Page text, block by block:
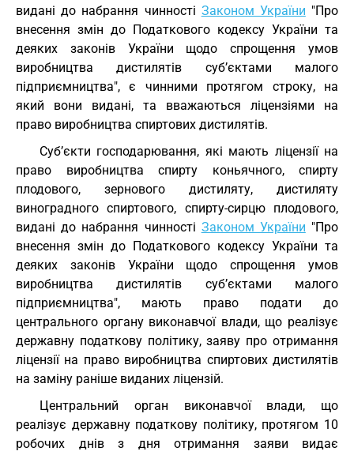
видані до набрання чинності Законом України "Про
внесення змін до Податкового кодексу України та
деяких законів України щодо спрощення умов
виробництва дистилятів суб’єктами малого
підприємництва", є чинними протягом строку, на
який вони видані, та вважаються ліцензіями на
право виробництва спиртових дистилятів.
Суб’єкти господарювання, які мають ліцензії на
право виробництва спирту коньячного, спирту
плодового, зернового дистиляту, дистиляту
виноградного спиртового, спирту-сирцю плодового,
видані до набрання чинності Законом України "Про
внесення змін до Податкового кодексу України та
деяких законів України щодо спрощення умов
виробництва дистилятів суб’єктами малого
підприємництва", мають право подати до
центрального органу виконавчої влади, що реалізує
державну податкову політику, заяву про отримання
ліцензії на право виробництва спиртових дистилятів
на заміну раніше виданих ліцензій.
Центральний орган виконавчої влади, що
реалізує державну податкову політику, протягом 10
робочих днів з дня отримання заяви видає